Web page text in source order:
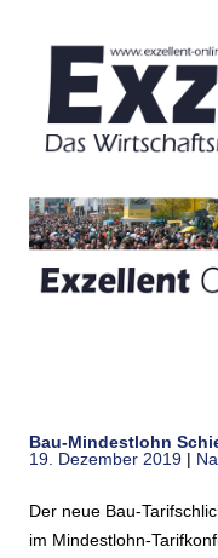
Bau-Mindestlohn
19. Dezember 2019 |
Der neue Bau-
im Mindestlohn-